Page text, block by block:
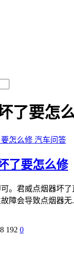
了要怎
汽车问答
了要怎么修
。君威点烟器坏
障会导致点烟器无
192 0